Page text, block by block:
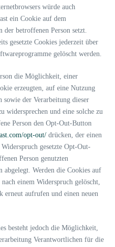
würde auch
ein Cookie auf dem
der betroffenen Person setzt.
gesetzte Cookies jederzeit über
gelöscht werden.
die Möglichkeit, einer
erzeugten, auf eine Nutzung
sowie der Verarbeitung dieser
widersprechen und eine solche zu
Person den Opt-Out-Button
opt-out/ drücken, der einen
gesetzte Opt-Out-
Person genutzten
abgelegt. Werden die Cookies auf
einem Widerspruch gelöscht,
erneut aufrufen und einen neuen
besteht jedoch die Möglichkeit,
Verantwortlichen für die